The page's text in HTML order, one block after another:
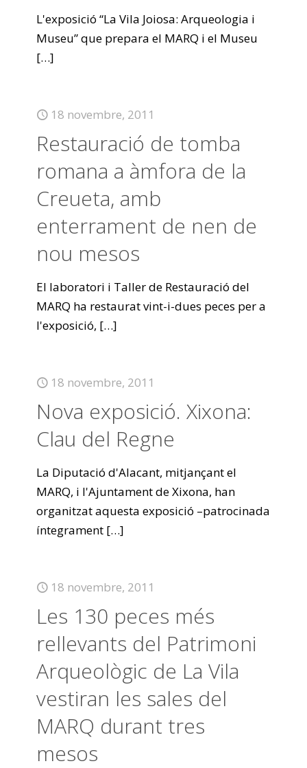
L'exposició “La Vila Joiosa: Arqueologia i
Museu” que prepara el MARQ i el Museu
[…]
18 novembre, 2011
Restauració de tomba
romana a àmfora de la
Creueta, amb
enterrament de nen de
nou mesos
El laboratori i Taller de Restauració del
MARQ ha restaurat vint-i-dues peces per a
l'exposició, […]
18 novembre, 2011
Nova exposició. Xixona:
Clau del Regne
La Diputació d'Alacant, mitjançant el
MARQ, i l'Ajuntament de Xixona, han
organitzat aquesta exposició –patrocinada
íntegrament […]
18 novembre, 2011
Les 130 peces més
rellevants del Patrimoni
Arqueològic de La Vila
vestiran les sales del
MARQ durant tres
mesos